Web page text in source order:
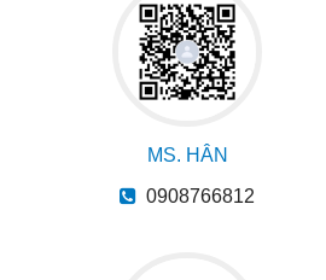
MS. HÂN
0908766812